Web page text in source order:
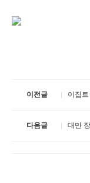
이전글 이집
다음글